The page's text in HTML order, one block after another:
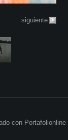
siguiente